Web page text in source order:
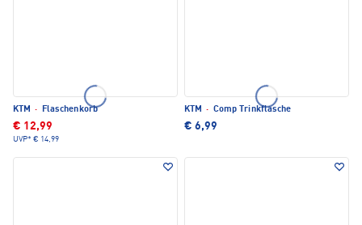
KTM · Flaschenkorb
€ 12,99
UVP* € 14,99
KTM · Comp Trinkflasche
€ 6,99